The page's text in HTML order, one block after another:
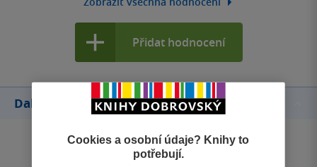
Přidat hodnocení
Další knihy autora
Cookies a osobní údaje? Knihy to
potřebují.